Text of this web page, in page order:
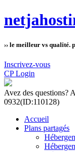
›› le meilleur vs qualité.
Inscrivez-vous
CP Login
Avez des questions?
0932(ID:110128)
Accueil
Plans partagés